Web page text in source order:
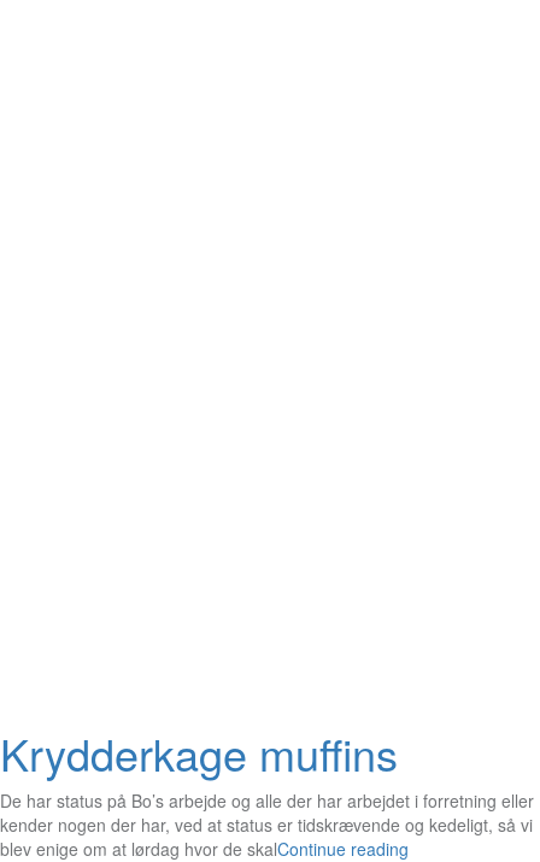
Krydderkage muffins
De har status på Bo’s arbejde og alle der har arbejdet i forretning eller
kender nogen der har, ved at status er tidskrævende og kedeligt, så vi
blev enige om at lørdag hvor de skalContinue reading